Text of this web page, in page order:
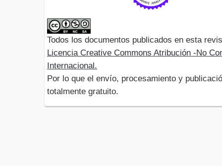
Todos los documentos publicados en esta
Licencia Creative Commons Atribución -No
Internacional.
Por lo que el envío, procesamiento y
totalmente gratuito.